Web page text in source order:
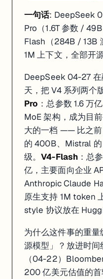
一句话: DeepSeek
Pro（1.6T 参数 /
Flash（284B / 13B
1M 上下文，全部开源
DeepSeek 04-27
天，把 V4 系列两个
Pro ：总参数 1.6 万
MoE 架构，成为目
大的一档 —— 比之
的 400B、Mistral
级。V4-Flash ：总
亿，主要面向企业
Anthropic Claude
原生支持 1M token
style 协议放在
为什么这件事的重
源模型」？放进时
（04-22）
200 亿美元估值的